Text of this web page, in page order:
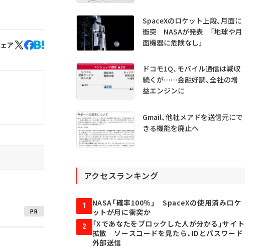
ア
PR
SpaceXのロケット上段、月面に
衝突 NASAが発表 「地球や月
面機器に危険なし」
ドコモ1Q、モバイル通信は減収
続くが……金融好調、全社の増
益エンジンに
Gmail、他社メアドを送信元にで
きる機能を廃止へ
アクセスランキング
1
NASA「確率100％」 SpaceXの使用済みロケ
ットが月に衝突か
2
「Xであなたをブロックした人が分かる」サイト
拡散 ソースコードを見たら、IDとパスワード
外部送信